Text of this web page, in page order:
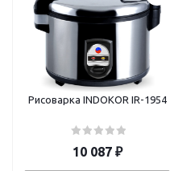
Рисоварка INDOKOR IR-1954
10 087₽